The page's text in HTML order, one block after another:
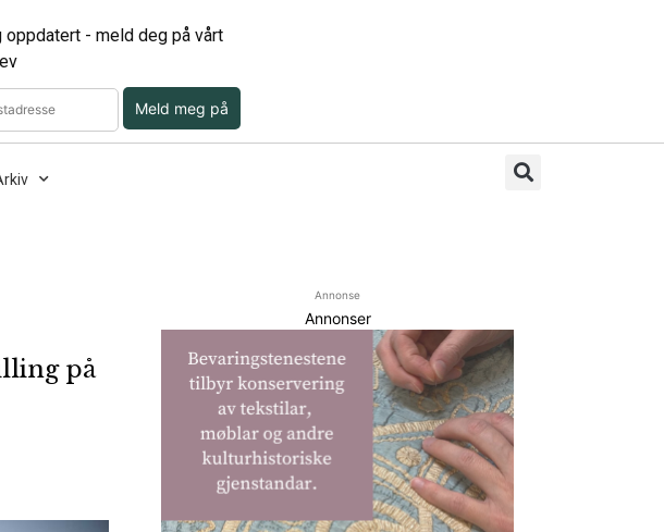
oppdatert - meld deg på vårt
Meld meg på
på
Annonse
Annonser